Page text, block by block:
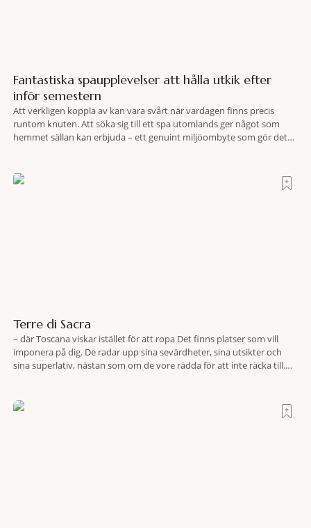
Fantastiska spaupplevelser att hålla utkik efter
inför semestern
Att verkligen koppla av kan vara svårt när vardagen finns precis
runtom knuten. Att söka sig till ett spa utomlands ger något som
hemmet sällan kan erbjuda – ett genuint miljöombyte som gör det
Terre di Sacra
– där Toscana viskar istället för att ropa Det finns platser som vill
imponera på dig. De radar upp sina sevärdheter, sina utsikter och
sina superlativ, nästan som om de vore rädda för att inte räcka till.